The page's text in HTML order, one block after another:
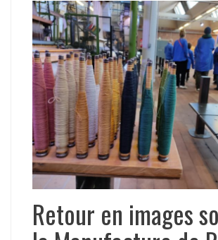
Retour en images